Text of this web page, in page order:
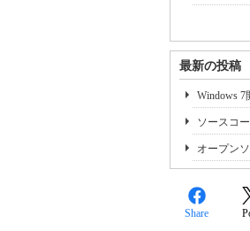
最新の投稿
Windows
ソースコ
オープン
Share